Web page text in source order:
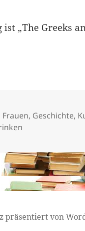
„The Greeks
Kategorien
Frauen, Geschichte,
präsentiert von